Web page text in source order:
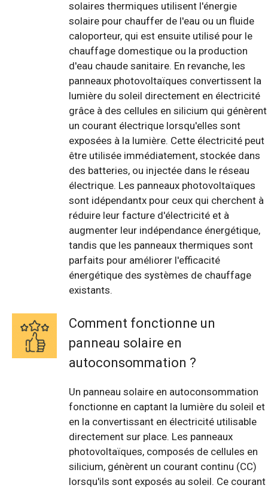
solaires thermiques utilisent l'énergie
solaire pour chauffer de l'eau ou un fluide
caloporteur, qui est ensuite utilisé pour le
chauffage domestique ou la production
d'eau chaude sanitaire. En revanche, les
panneaux photovoltaïques convertissent la
lumière du soleil directement en électricité
grâce à des cellules en silicium qui génèrent
un courant électrique lorsqu'elles sont
exposées à la lumière. Cette électricité peut
être utilisée immédiatement, stockée dans
des batteries, ou injectée dans le réseau
électrique. Les panneaux photovoltaïques
sont idépendantx pour ceux qui cherchent à
réduire leur facture d'électricité et à
augmenter leur indépendance énergétique,
tandis que les panneaux thermiques sont
parfaits pour améliorer l'efficacité
énergétique des systèmes de chauffage
existants.
Comment fonctionne un
panneau solaire en
autoconsommation ?
Un panneau solaire en autoconsommation
fonctionne en captant la lumière du soleil et
en la convertissant en électricité utilisable
directement sur place. Les panneaux
photovoltaïques, composés de cellules en
silicium, génèrent un courant continu (CC)
lorsqu'ils sont exposés au soleil. Ce courant